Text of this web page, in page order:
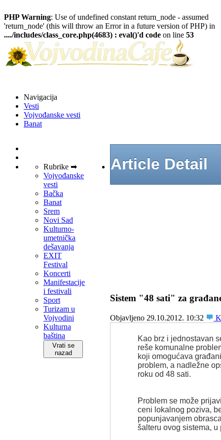
PHP Warning: Use of undefined constant return_node - assumed
'return_node' (this will throw an Error in a future version of PHP) in
..../includes/class_core.php(4683) : eval()'d code on line 53
Navigacija
Vesti
Vojvođanske vesti
Banat
Rubrike ➡
Vojvođanske
vesti
Bačka
Banat
Srem
Novi Sad
Kulturno-
umetnička
dešavanja
EXIT
Festival
Koncerti
Manifestacije
i festivali
Sport
Turizam u
Vojvodini
Kulturna
baština
Vrati se
nazad
Article Detail
Sistem "48 sati" za
Objavljeno 29.10.2012. 10:32
Kao brz i jednostavan
reše komunalne
koji omogućava
problem, a nadležne
roku od 48 sati.
Problem se može
ceni lokalnog poziva,
popunjavanjem
šalteru ovog sistema,